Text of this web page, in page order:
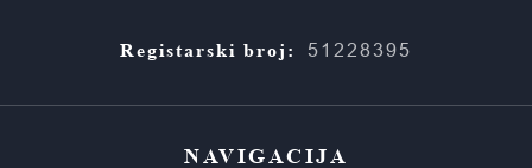
Registarski broj: 51228395
NAVIGACIJA